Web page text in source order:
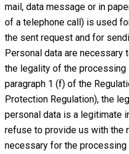
mail, data message or in
of a telephone call) is used
the sent request and for
Personal data are
the legality of the processing
paragraph 1 (f) of the
Protection Regulation), the
personal data is a legitimate
refuse to provide us with the
necessary for the